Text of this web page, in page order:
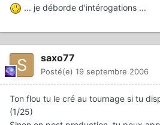
... je déborde d'intérogations ...
saxo77
Posté(e) 19 septembre 2006
Ton flou tu le cré au tournage si tu
(1/25)